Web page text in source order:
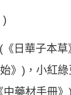
)
《日華子本
》)，小紅
藥材手冊